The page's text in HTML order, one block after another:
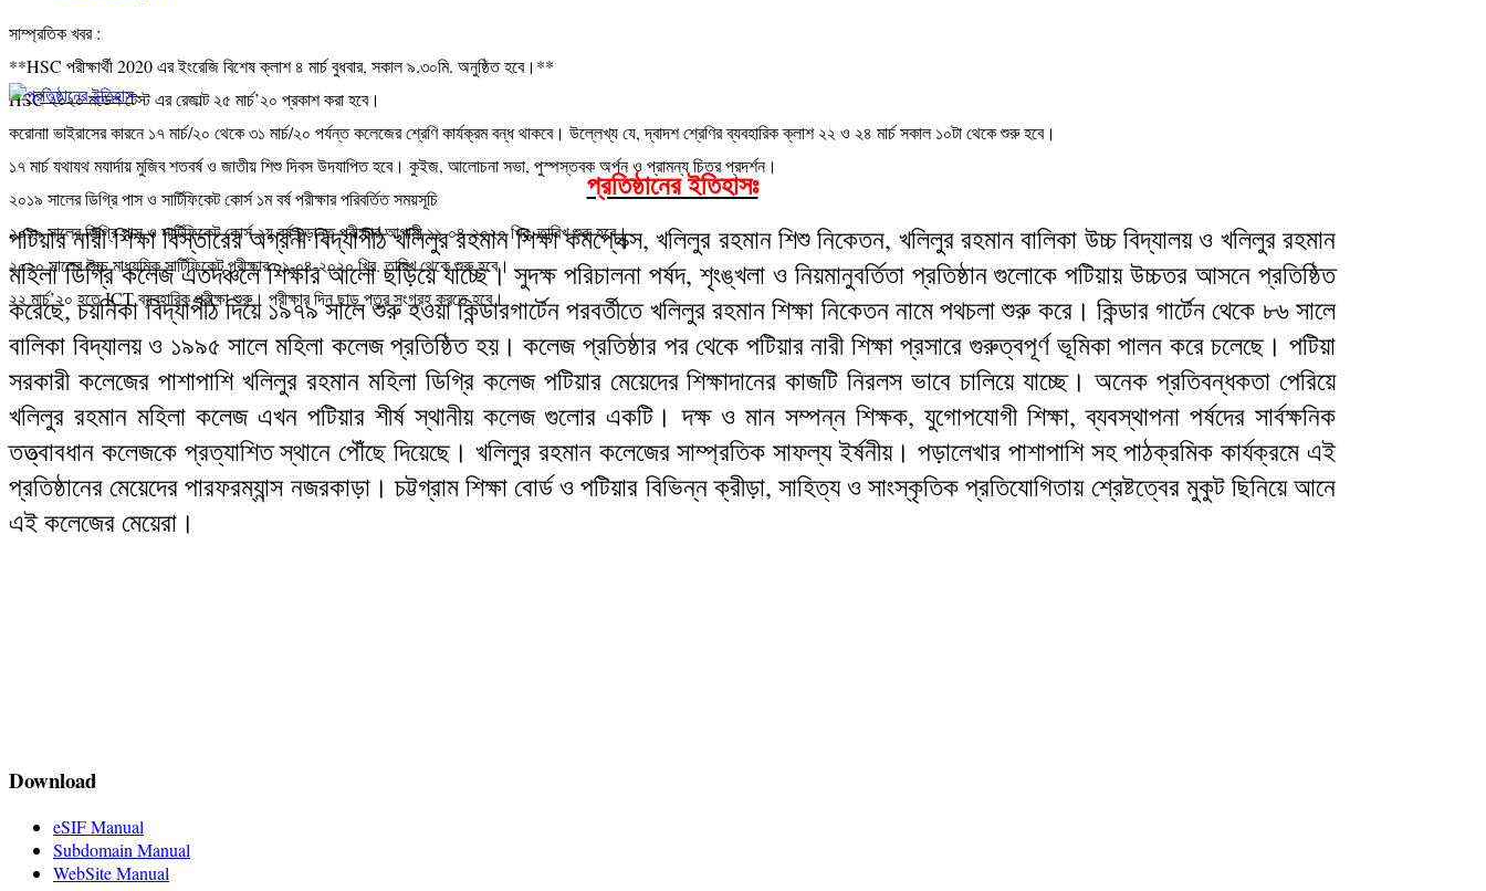
সাম্প্রতিক খবর :
**HSC পরীক্ষার্থী 2020 এর ইংরেজি বিশেষ ক্লাশ ৪ মার্চ বুধবার, সকাল ৯.৩০মি. অনুষ্ঠিত হবে।**
HSC ২০২০ মডেল টেস্ট এর রেজাল্ট ২৫ মার্চ’২০ প্রকাশ করা হবে।
করোনাা ভাইরাসের কারনে ১৭ মার্চ/২০ থেকে ৩১ মার্চ/২০ পর্যন্ত কলেজের শ্রেণি কার্যক্রম বন্ধ থাকবে। উল্লেখ্য যে, দ্বাদশ শ্রেণির ব্যবহারিক ক্লাশ ২২ ও ২৪ মার্চ সকাল ১০টা থেকে শুরু হবে।
১৭ মার্চ যথাযথ মযার্দায় মুজিব শতবর্ষ ও জাতীয় শিশু দিবস উদযাপিত হবে। কুইজ, আলোচনা সভা, পুস্পস্তবক অর্পন ও প্রামন্য চিত্র প্রদর্শন।
২০১৯ সালের ডিগ্রি পাস ও সার্টিফিকেট কোর্স ১ম বর্ষ পরীক্ষার পরিবর্তিত সময়সূচি
২০১৯ সালের ডিগ্রি পাস ও সার্টিফিকেট কোর্স ২য় বর্ষ চূড়ান্ত পরীক্ষার আগামী ১১-০৪-২০২০ খ্রি. তারিখ শুরু হবে।
২০২০ সালের উচ্চ মাধ্যমিক সার্টিফিকেট পরীক্ষার ০১-০৪-২০২০ খ্রি. তারিখ থেকে শুরু হবে।
২২ মার্চ’২০ হতে ICT ব্যবহারিক পরীক্ষা শুরু। পরীক্ষার দিন ছাড় পত্র সংগ্রহ করতে হবে।
প্রতিষ্ঠানের ইতিহাসঃ
পটিয়ার নারী শিক্ষা বিস্তারের অগ্রনী বিদ্যাপীঠ খলিলুর রহমান শিক্ষা কমপ্লেক্স, খলিলুর রহমান শিশু নিকেতন, খলিলুর রহমান বালিকা উচ্চ বিদ্যালয় ও খলিলুর রহমান
মহিলা ডিগ্রি কলেজ এতদঞ্চলে শিক্ষার আলো ছড়িয়ে যাচ্ছে। সুদক্ষ পরিচালনা পর্ষদ, শৃংঙ্খলা ও নিয়মানুবর্তিতা প্রতিষ্ঠান গুলোকে পটিয়ায় উচ্চতর আসনে প্রতিষ্ঠিত
করেছে, চয়নিকা বিদ্যাপীঠ দিয়ে ১৯৭৯ সালে শুরু হওয়া কিন্ডারগার্টেন পরবর্তীতে খলিলুর রহমান শিক্ষা নিকেতন নামে পথচলা শুরু করে। কিন্ডার গার্টেন থেকে ৮৬ সালে
বালিকা বিদ্যালয় ও ১৯৯৫ সালে মহিলা কলেজ প্রতিষ্ঠিত হয়। কলেজ প্রতিষ্ঠার পর থেকে পটিয়ার নারী শিক্ষা প্রসারে গুরুত্বপূর্ণ ভূমিকা পালন করে চলেছে। পটিয়া
সরকারী কলেজের পাশাপাশি খলিলুর রহমান মহিলা ডিগ্রি কলেজ পটিয়ার মেয়েদের শিক্ষাদানের কাজটি নিরলস ভাবে চালিয়ে যাচ্ছে। অনেক প্রতিবন্ধকতা পেরিয়ে
খলিলুর রহমান মহিলা কলেজ এখন পটিয়ার শীর্ষ স্থানীয় কলেজ গুলোর একটি। দক্ষ ও মান সম্পন্ন শিক্ষক, যুগোপযোগী শিক্ষা, ব্যবস্থাপনা পর্ষদের সার্বক্ষনিক
তত্ত্বাবধান কলেজকে প্রত্যাশিত স্থানে পৌঁছে দিয়েছে। খলিলুর রহমান কলেজের সাম্প্রতিক সাফল্য ইর্ষনীয়। পড়ালেখার পাশাপাশি সহ পাঠক্রমিক কার্যক্রমে এই
প্রতিষ্ঠানের মেয়েদের পারফরম্যান্স নজরকাড়া। চট্টগ্রাম শিক্ষা বোর্ড ও পটিয়ার বিভিন্ন ক্রীড়া, সাহিত্য ও সাংস্কৃতিক প্রতিযোগিতায় শ্রেষ্টত্বের মুকুট ছিনিয়ে আনে
এই কলেজের মেয়েরা।
Download
eSIF Manual
Subdomain Manual
WebSite Manual